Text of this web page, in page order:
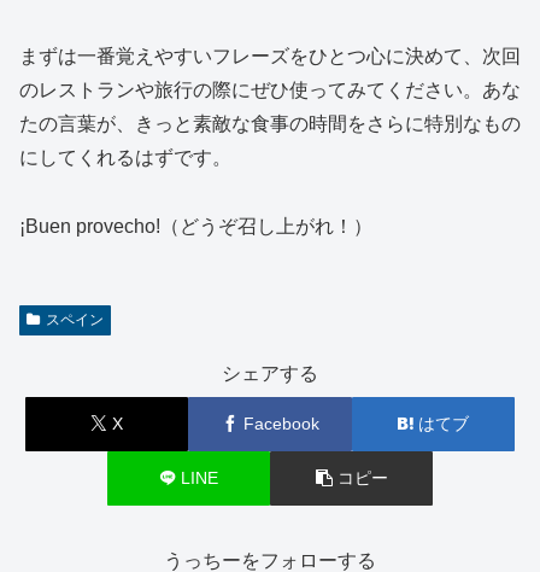
まずは一番覚えやすいフレーズをひとつ心に決めて、次回
のレストランや旅行の際にぜひ使ってみてください。あな
たの言葉が、きっと素敵な食事の時間をさらに特別なもの
にしてくれるはずです。
¡Buen provecho!（どうぞ召し上がれ！）
スペイン
シェアする
X Facebook はてブ
LINE コピー
うっちーをフォローする